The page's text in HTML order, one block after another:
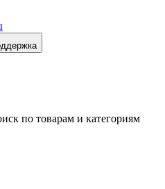
по товарам и категориям